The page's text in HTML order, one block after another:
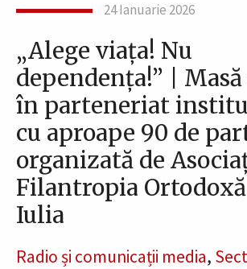
24 Ianuarie 2026
„Alege viața! Nu
dependența!” |
în parteneriat
cu aproape 90 de
organizată de
Filantropia
Iulia
Radio și comunicații media,